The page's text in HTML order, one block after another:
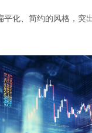
平化、简约的风格，突